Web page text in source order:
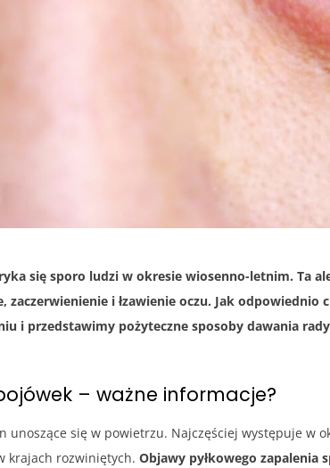
się sporo ludzi w okresie wiosenno-letnim. Ta
i łzawienie oczu. Jak odpowiednio
i przedstawimy pożyteczne sposoby dawania
– ważne informacje?
unoszące się w powietrzu. Najczęściej występuje w
krajach rozwiniętych. Objawy pyłkowego zapalenia